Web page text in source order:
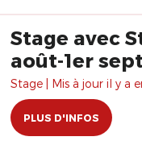
Stage avec
août-1er
Stage | Mis à jour il y a
PLUS D'INFOS